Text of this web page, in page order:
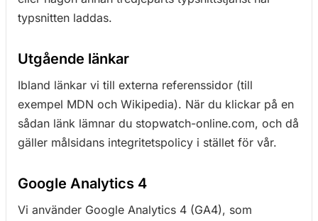
typsnitten laddas.
Utgående länkar
Ibland länkar vi till externa referenssidor (till
exempel MDN och Wikipedia). När du klickar på en
sådan länk lämnar du stopwatch-online.com, och då
gäller målsidans integritetspolicy i stället för vår.
Google Analytics 4
Vi använder Google Analytics 4 (GA4), som